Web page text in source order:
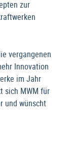
zur
vergangenen
Innovation
im Jahr
sich MWM für
und wünscht